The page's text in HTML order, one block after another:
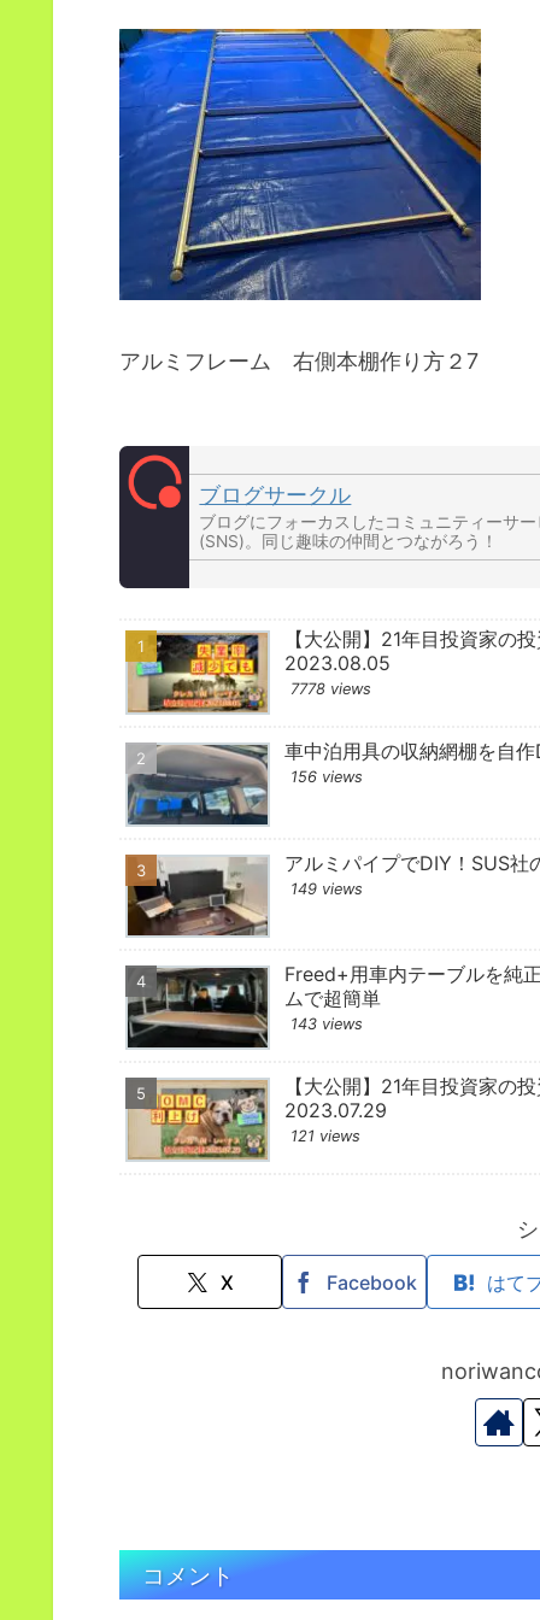
アルミフレーム 右側本棚作り方２7
ブログサークル
ブログにフォーカスしたコミュニティーサ
(SNS)。同じ趣味の仲間とつながろう！
【大公開】21年目投資家の
2023.08.05
7778 views
車中泊用具の収納網棚を自
156 views
アルミパイプでDIY！SUS
149 views
Freed+用車内テーブルを純
ムで超簡単
143 views
【大公開】21年目投資家の
2023.07.29
121 views
X Facebook はて
コメント